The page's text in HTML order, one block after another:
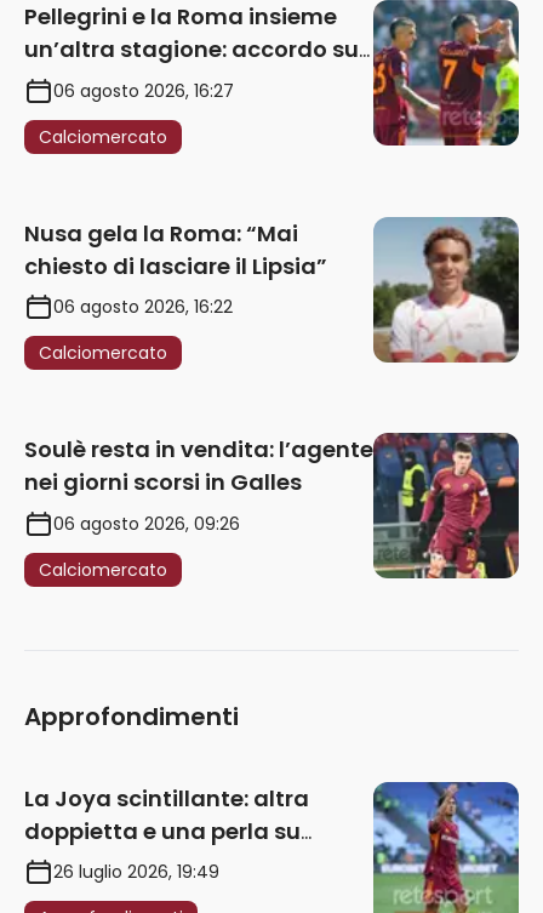
Pellegrini e la Roma insieme
un’altra stagione: accordo sul
rinnovo annuale
06 agosto 2026, 16:27
Calciomercato
Nusa gela la Roma: “Mai
chiesto di lasciare il Lipsia”
06 agosto 2026, 16:22
Calciomercato
Soulè resta in vendita: l’agente
nei giorni scorsi in Galles
06 agosto 2026, 09:26
Calciomercato
Approfondimenti
La Joya scintillante: altra
doppietta e una perla su
punizione – VIDEO
26 luglio 2026, 19:49